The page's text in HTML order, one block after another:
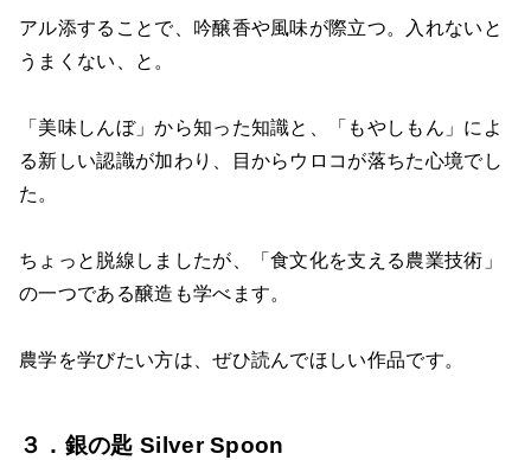
アル添することで、吟醸香や風味が際立つ。入れないと
うまくない、と。
「美味しんぼ」から知った知識と、「もやしもん」によ
る新しい認識が加わり、目からウロコが落ちた心境でし
た。
ちょっと脱線しましたが、「食文化を支える農業技術」
の一つである醸造も学べます。
農学を学びたい方は、ぜひ読んでほしい作品です。
３．銀の匙 Silver Spoon